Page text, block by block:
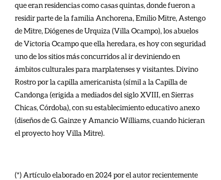
que eran residencias como casas quintas, donde fueron a
residir parte de la familia Anchorena, Emilio Mitre, Astengo
de Mitre, Diógenes de Urquiza (Villa Ocampo), los abuelos
de Victoria Ocampo que ella heredara, es hoy con seguridad
uno de los sitios más concurridos al ir deviniendo en
ámbitos culturales para marplatenses y visitantes. Divino
Rostro por la capilla americanista (símil a la Capilla de
Candonga (erigida a mediados del siglo XVIII, en Sierras
Chicas, Córdoba), con su establecimiento educativo anexo
(diseños de G. Gainze y Amancio Williams, cuando hicieran
el proyecto hoy Villa Mitre).
(*) Artículo elaborado en 2024 por el autor recientemente